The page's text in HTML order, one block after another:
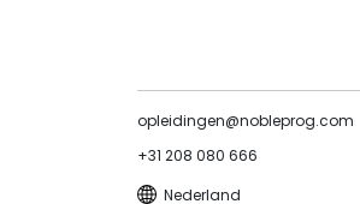
opleidingen@nobleprog.com
+31 208 080 666
Nederland